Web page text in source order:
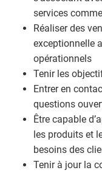
services
Réaliser des
exceptionnelle
opérationnels
Tenir les
Entrer en
questions
Être capable
les produits et
besoins des
Tenir à jour la